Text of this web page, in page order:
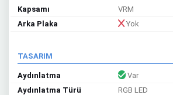
Kapsamı
VRM
Arka Plaka
Yok
TASARIM
Aydınlatma
Var
Aydınlatma Türü
RGB LED